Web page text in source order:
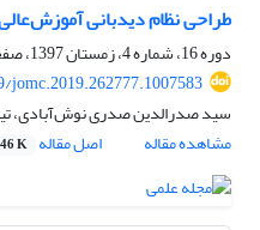
طراحی نظام دیدبانی آموزش‌عالی
دوره 16، شماره 4، زمستان 1397، صفحه
jomc.2019.262777.1007583
سید صدرالدین صدری نوش‌آبادی،
مشاهده مقاله
اصل مقاله K